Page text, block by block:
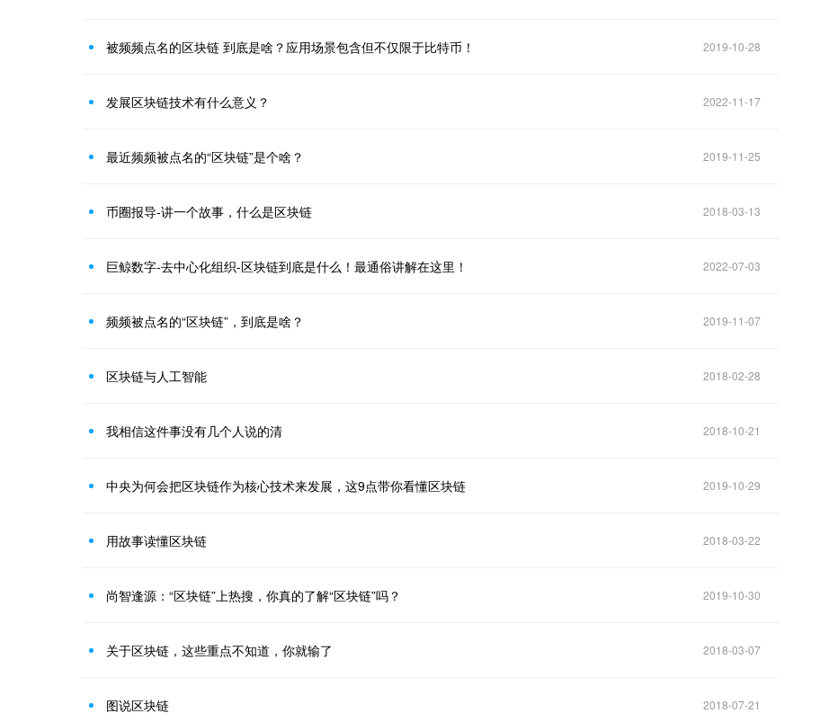
被频频点名的区块链 到底是啥？应用场景包含但不仅限于比特币！ 2019-10-28
发展区块链技术有什么意义？ 2022-11-17
最近频频被点名的“区块链”是个啥？ 2019-11-25
币圈报导-讲一个故事，什么是区块链 2018-03-13
巨鲸数字-去中心化组织-区块链到底是什么！最通俗讲解在这里！ 2022-07-03
频频被点名的“区块链”，到底是啥？ 2019-11-07
区块链与人工智能 2018-02-28
我相信这件事没有几个人说的清 2018-10-21
中央为何会把区块链作为核心技术来发展，这9点带你看懂区块链 2019-10-29
用故事读懂区块链 2018-03-22
尚智逢源：“区块链”上热搜，你真的了解“区块链”吗？ 2019-10-30
关于区块链，这些重点不知道，你就输了 2018-03-07
图说区块链 2018-07-21